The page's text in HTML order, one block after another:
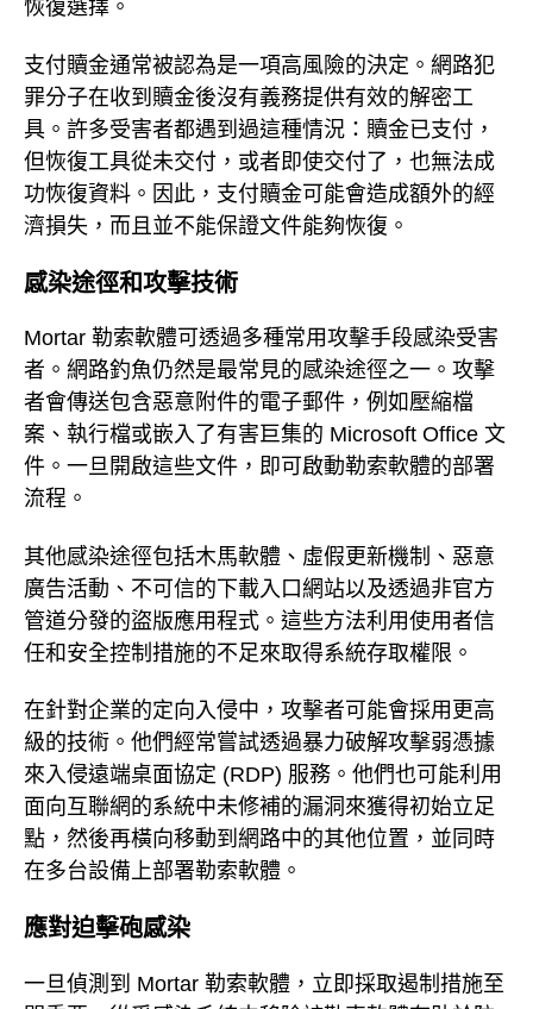
恢復選擇。
支付贖金通常被認為是一項高風險的決定。網路犯
罪分子在收到贖金後沒有義務提供有效的解密工
具。許多受害者都遇到過這種情況：贖金已支付，
但恢復工具從未交付，或者即使交付了，也無法成
功恢復資料。因此，支付贖金可能會造成額外的經
濟損失，而且並不能保證文件能夠恢復。
感染途徑和攻擊技術
Mortar 勒索軟體可透過多種常用攻擊手段感染受害
者。網路釣魚仍然是最常見的感染途徑之一。攻擊
者會傳送包含惡意附件的電子郵件，例如壓縮檔
案、執行檔或嵌入了有害巨集的 Microsoft Office 文
件。一旦開啟這些文件，即可啟動勒索軟體的部署
流程。
其他感染途徑包括木馬軟體、虛假更新機制、惡意
廣告活動、不可信的下載入口網站以及透過非官方
管道分發的盜版應用程式。這些方法利用使用者信
任和安全控制措施的不足來取得系統存取權限。
在針對企業的定向入侵中，攻擊者可能會採用更高
級的技術。他們經常嘗試透過暴力破解攻擊弱憑據
來入侵遠端桌面協定 (RDP) 服務。他們也可能利用
面向互聯網的系統中未修補的漏洞來獲得初始立足
點，然後再橫向移動到網路中的其他位置，並同時
在多台設備上部署勒索軟體。
應對迫擊砲感染
一旦偵測到 Mortar 勒索軟體，立即採取遏制措施至